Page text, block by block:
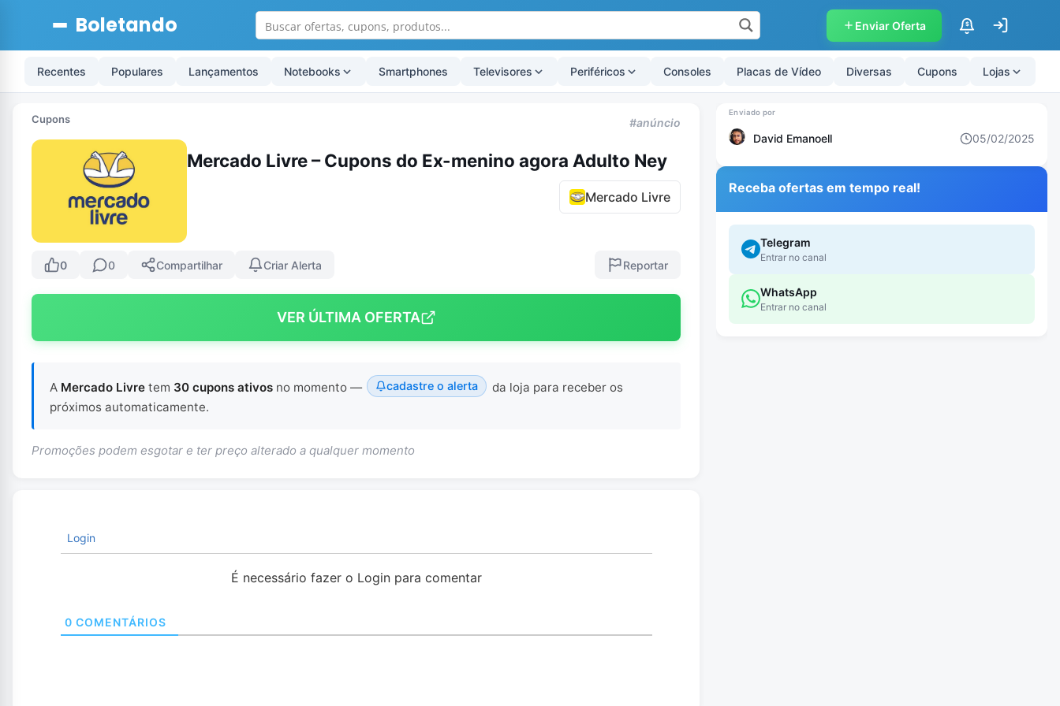
Boletando Enviar Oferta $
Recentes Populares Lançamentos Notebooks Smartphones Televisores Periféricos Consoles Placas de Vídeo Diversas Cupons Lojas
Cupons #anúncio
Mercado Livre – Cupons do Ex-menino agora Adulto Ney
Mercado Livre
0 0 Compartilhar Criar Alerta Reportar
VER ÚLTIMA OFERTA
A Mercado Livre tem 30 cupons ativos no momento — cadastre o alerta
da loja para receber os
próximos automaticamente.
Promoções podem esgotar e ter preço alterado a qualquer momento
Login
É necessário fazer o Login para comentar
0 COMENTÁRIOS
David Emanoell 05/02/2025
Receba ofertas em tempo real!
Telegram
Entrar no canal
WhatsApp
Entrar no canal